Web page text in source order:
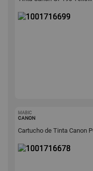
MABIC
CANON
Cartucho de Tinta Canon